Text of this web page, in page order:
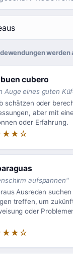
werden
cubero
Auge eines guten
schätzen oder
aber mit
oder Erfahrung.
aufspannen"
Ausreden
treffen, um
oder